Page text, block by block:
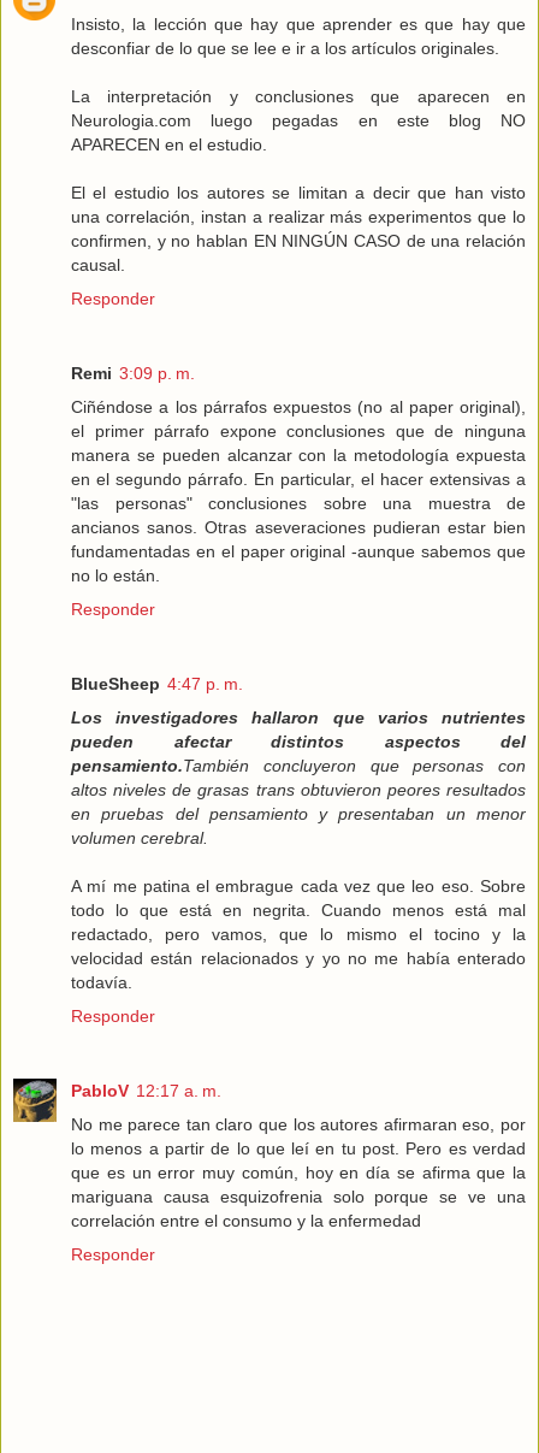
Insisto, la lección que hay que aprender es que hay que
desconfiar de lo que se lee e ir a los artículos originales.
La interpretación y conclusiones que aparecen en
Neurologia.com luego pegadas en este blog NO
APARECEN en el estudio.
El el estudio los autores se limitan a decir que han visto
una correlación, instan a realizar más experimentos que lo
confirmen, y no hablan EN NINGÚN CASO de una relación
causal.
Responder
Remi 3:09 p. m.
Ciñéndose a los párrafos expuestos (no al paper original),
el primer párrafo expone conclusiones que de ninguna
manera se pueden alcanzar con la metodología expuesta
en el segundo párrafo. En particular, el hacer extensivas a
"las personas" conclusiones sobre una muestra de
ancianos sanos. Otras aseveraciones pudieran estar bien
fundamentadas en el paper original -aunque sabemos que
no lo están.
Responder
BlueSheep 4:47 p. m.
Los investigadores hallaron que varios nutrientes
pueden afectar distintos aspectos del
pensamiento.También concluyeron que personas con
altos niveles de grasas trans obtuvieron peores resultados
en pruebas del pensamiento y presentaban un menor
volumen cerebral.
A mí me patina el embrague cada vez que leo eso. Sobre
todo lo que está en negrita. Cuando menos está mal
redactado, pero vamos, que lo mismo el tocino y la
velocidad están relacionados y yo no me había enterado
todavía.
Responder
PabloV 12:17 a. m.
No me parece tan claro que los autores afirmaran eso, por
lo menos a partir de lo que leí en tu post. Pero es verdad
que es un error muy común, hoy en día se afirma que la
mariguana causa esquizofrenia solo porque se ve una
correlación entre el consumo y la enfermedad
Responder